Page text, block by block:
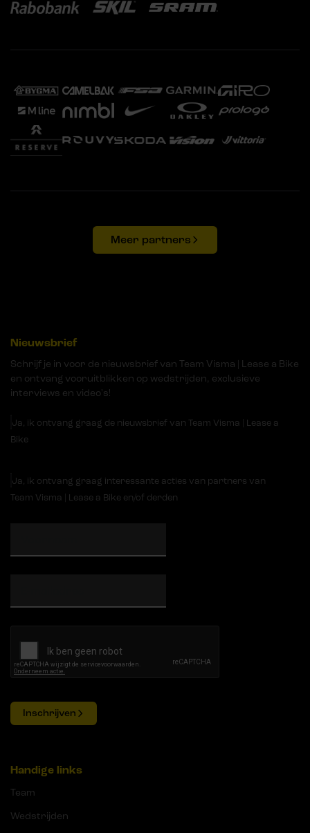
Meer partners
Nieuwsbrief
Schrijf je in voor de nieuwsbrief van Team Visma | Lease a Bike
en ontvang vooruitblikken op wedstrijden, exclusieve
interviews en video's!
Ja, ik ontvang graag de nieuwsbrief van Team Visma | Lease a
Bike
Ja, ik ontvang graag interessante acties van partners van
Team Visma | Lease a Bike en/of derden
Inschrijven
Handige links
Team
Wedstrijden